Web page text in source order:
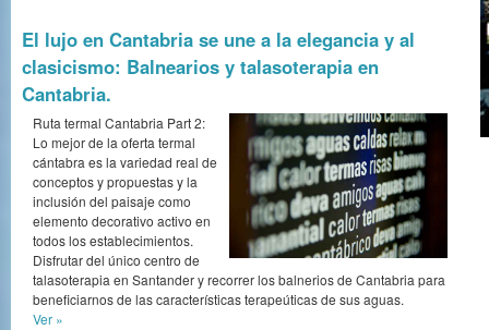
El lujo en Cantabria se une a la elegancia y al
clasicismo: Balnearios y talasoterapia en
Cantabria.
Ruta termal Cantabria Part 2:
Lo mejor de la oferta termal
cántabra es la variedad real de
conceptos y propuestas y la
inclusión del paisaje como
elemento decorativo activo en
todos los establecimientos.
Disfrutar del único centro de
talasoterapia en Santander y recorrer los balnerios de Cantabria para
beneficiarnos de las características terapeúticas de sus aguas.
Ver »